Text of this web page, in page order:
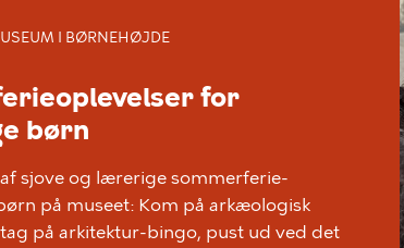
I BØRNEHØJDE
for
børn
sjove og lærerige sommerferie-
på museet: Kom på arkæologisk
på arkitektur-bingo, pust ud ved det